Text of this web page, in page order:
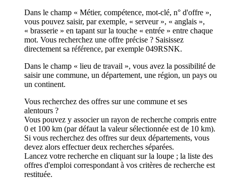
Dans le champ « Métier, compétence, mot-clé, n° d'offre »,
vous pouvez saisir, par exemple, « serveur », « anglais »,
« brasserie » en tapant sur la touche « entrée » entre chaque
mot. Vous recherchez une offre précise ? Saisissez
directement sa référence, par exemple 049RSNK.
Dans le champ « lieu de travail », vous avez la possibilité de
saisir une commune, un département, une région, un pays ou
un continent.
Vous recherchez des offres sur une commune et ses
alentours ?
Vous pouvez y associer un rayon de recherche compris entre
0 et 100 km (par défaut la valeur sélectionnée est de 10 km).
Si vous recherchez des offres sur deux départements, vous
devez alors effectuer deux recherches séparées.
Lancez votre recherche en cliquant sur la loupe ; la liste des
offres d'emploi correspondant à vos critères de recherche est
restituée.